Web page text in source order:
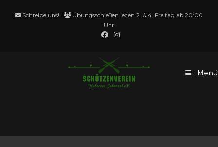
Schreibe uns!
Übungsschießen jeden 2. & 4. Freitag ab 20:00
Uhr
Menü